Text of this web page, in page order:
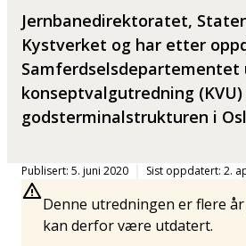
Jernbanedirektoratet,
Kystverket og har etter
konseptvalgutredning
godsterminalstrukturen i
Publisert: 5. juni 2020 Sist oppdatert: 2.
Denne utredningen er flere
kan derfor være utdatert.